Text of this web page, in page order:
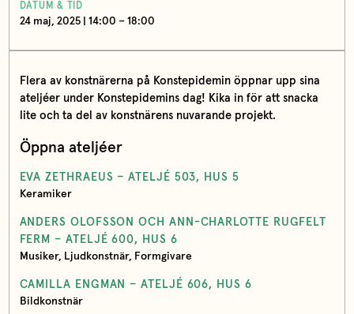
DATUM & TID
24 maj, 2025 | 14:00 – 18:00
Flera av konstnärerna på Konstepidemin öppnar upp sina
ateljéer under Konstepidemins dag! Kika in för att snacka
lite och ta del av konstnärens nuvarande projekt.
Öppna ateljéer
EVA ZETHRAEUS – ATELJÉ 503, HUS 5
Keramiker
ANDERS OLOFSSON OCH ANN-CHARLOTTE RUGFELT
FERM – ATELJÉ 600, HUS 6
Musiker, Ljudkonstnär, Formgivare
CAMILLA ENGMAN – ATELJÉ 606, HUS 6
Bildkonstnär